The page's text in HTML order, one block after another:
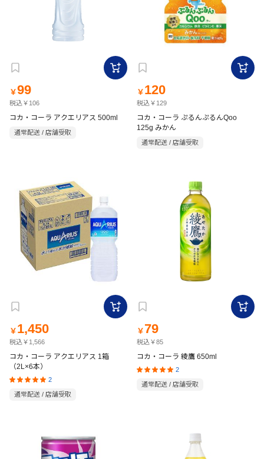
￥99
税込￥106
コカ・コーラ アクエリアス 500ml
通常配送 / 店舗受取
￥ 120
税込￥129
コカ・コーラ ぷるんぷるんQoo
125g みかん
通常配送 / 店舗受取
￥ 1,450
税込￥1,566
コカ・コーラ アクエリアス 1箱
（2L×6本）
2
通常配送 / 店舗受取
￥ 79
税込￥85
コカ・コーラ 綾鷹 650ml
2
通常配送 / 店舗受取